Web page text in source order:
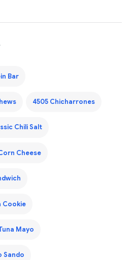
Bar
4505 Chicharrones
Chili Salt
Cheese
Cookie
Mayo
Sando